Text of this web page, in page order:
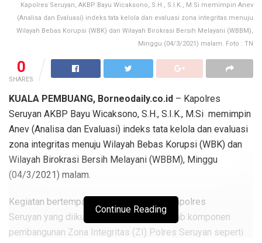
Kapolres Seruyan, AKBP Bayu Wicaksono, S.H., S.I.K., M.Si memimpin Anev
(Analisa dan Evaluasi) indeks tata kelola dan evaluasi zona integritas menuju
Wilayah Bebas Korupsi (WBK) dan Wilayah Birokrasi Bersih Melayani (WBBM),
Minggu (04/3/2021) malam. Foto : TN
0
SHARES
KUALA PEMBUANG, Borneodaily.co.id – Kapolres
Seruyan AKBP Bayu Wicaksono, S.H., S.I.K., M.Si memimpin
Anev (Analisa dan Evaluasi) indeks tata kelola dan evaluasi
zona integritas menuju Wilayah Bebas Korupsi (WBK) dan
Wilayah Birokrasi Bersih Melayani (WBBM), Minggu
(04/3/2021) malam.
Kegiatan bertempat di ruang Aula Data Mapolres
Seruyan yang diikuti para penanggungjawab komponen
pembangunan Zona Integritas (ZI) Polres Seruyan seperti
Continue Reading